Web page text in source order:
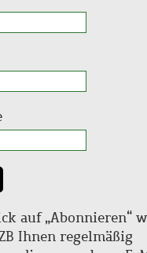
auf „Abonnieren“
Ihnen regelmäßig